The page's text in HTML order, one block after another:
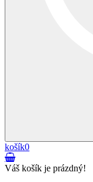
košík0
Váš košík je prázdný!